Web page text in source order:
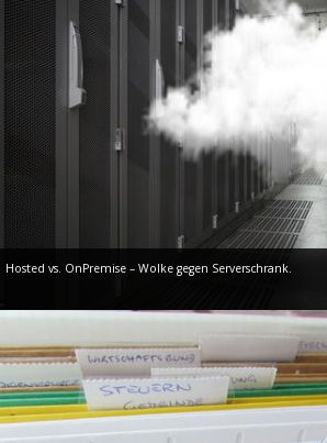
Hosted vs. OnPremise – Wolke gegen Serverschrank.